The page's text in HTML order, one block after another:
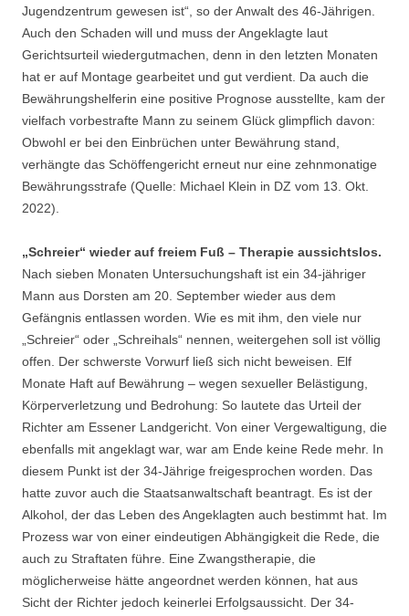
Jugendzentrum gewesen ist“, so der Anwalt des 46-Jährigen.
Auch den Schaden will und muss der Angeklagte laut
Gerichtsurteil wiedergutmachen, denn in den letzten Monaten
hat er auf Montage gearbeitet und gut verdient. Da auch die
Bewährungshelferin eine positive Prognose ausstellte, kam der
vielfach vorbestrafte Mann zu seinem Glück glimpflich davon:
Obwohl er bei den Einbrüchen unter Bewährung stand,
verhängte das Schöffengericht erneut nur eine zehnmonatige
Bewährungsstrafe (Quelle: Michael Klein in DZ vom 13. Okt.
2022).
„Schreier“ wieder auf freiem Fuß – Therapie aussichtslos.
Nach sieben Monaten Untersuchungshaft ist ein 34-jähriger
Mann aus Dorsten am 20. September wieder aus dem
Gefängnis entlassen worden. Wie es mit ihm, den viele nur
„Schreier“ oder „Schreihals“ nennen, weitergehen soll ist völlig
offen. Der schwerste Vorwurf ließ sich nicht beweisen. Elf
Monate Haft auf Bewährung – wegen sexueller Belästigung,
Körperverletzung und Bedrohung: So lautete das Urteil der
Richter am Essener Landgericht. Von einer Vergewaltigung, die
ebenfalls mit angeklagt war, war am Ende keine Rede mehr. In
diesem Punkt ist der 34-Jährige freigesprochen worden. Das
hatte zuvor auch die Staatsanwaltschaft beantragt. Es ist der
Alkohol, der das Leben des Angeklagten auch bestimmt hat. Im
Prozess war von einer eindeutigen Abhängigkeit die Rede, die
auch zu Straftaten führe. Eine Zwangstherapie, die
möglicherweise hätte angeordnet werden können, hat aus
Sicht der Richter jedoch keinerlei Erfolgsaussicht. Der 34-